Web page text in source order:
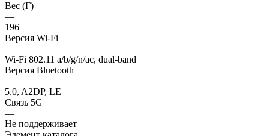
Вес (Г)
—
196
Версия Wi-Fi
—
Wi-Fi 802.11 a/b/g/n/ac, dual-band
Версия Bluetooth
—
5.0, A2DP, LE
Связь 5G
—
Не поддерживает